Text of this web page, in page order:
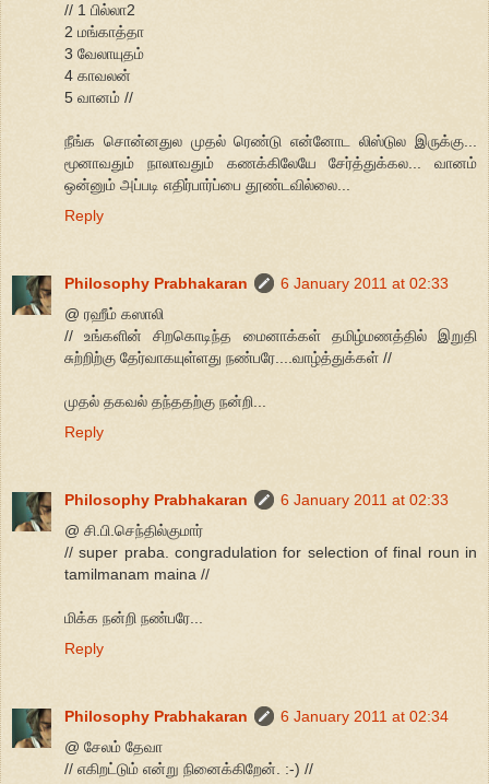
// 1 பில்லா2
2 மங்காத்தா
3 வேலாயுதம்
4 காவலன்
5 வானம் //
நீங்க சொன்னதுல முதல் ரெண்டு என்னோட லிஸ்டுல இருக்கு...
மூனாவதும் நாலாவதும் கணக்கிலேயே சேர்த்துக்கல... வானம்
ஒன்னும் அப்படி எதிர்பார்ப்பை தூண்டவில்லை...
Reply
Philosophy Prabhakaran
6 January 2011 at 02:33
@ ரஹீம் கஸாலி
// உங்களின் சிறகொடிந்த மைனாக்கள் தமிழ்மணத்தில் இறுதி
சுற்றிற்கு தேர்வாகயுள்ளது நண்பரே....வாழ்த்துக்கள் //
முதல் தகவல் தந்ததற்கு நன்றி...
Reply
Philosophy Prabhakaran
6 January 2011 at 02:33
@ சி.பி.செந்தில்குமார்
// super praba. congradulation for selection of final roun in
tamilmanam maina //
மிக்க நன்றி நண்பரே...
Reply
Philosophy Prabhakaran
6 January 2011 at 02:34
@ சேலம் தேவா
// எகிறட்டும் என்று நினைக்கிறேன். :-) //